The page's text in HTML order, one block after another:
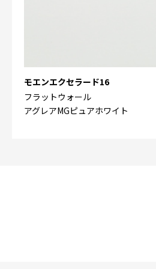
モエンエクセラード16
フラットウォール
アグレアMGピュアホワイト